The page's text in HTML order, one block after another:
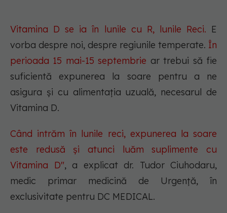
Vitamina D se ia în lunile cu R, lunile Reci. E
vorba despre noi, despre regiunile temperate. În
perioada 15 mai-15 septembrie ar trebui să fie
suficientă expunerea la soare pentru a ne
asigura și cu alimentația uzuală, necesarul de
Vitamina D.
Când intrăm în lunile reci, expunerea la soare
este redusă și atunci luăm suplimente cu
Vitamina D",a explicat dr. Tudor Ciuhodaru,
medic primar medicină de Urgență, în
exclusivitate pentru DC MEDICAL.